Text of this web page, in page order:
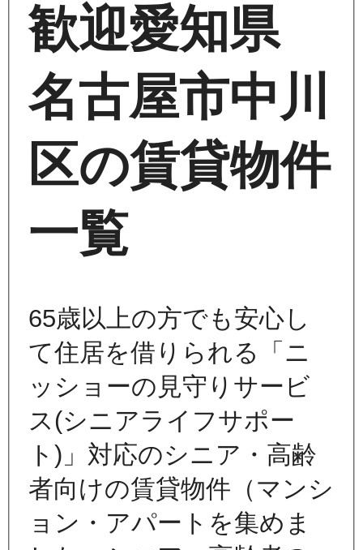
歓迎愛知県
名古屋市中川
区の賃貸物件
一覧
65歳以上の方でも安心し
て住居を借りられる「ニ
ッショーの見守りサービ
ス(シニアライフサポー
ト)」対応のシニア・高齢
者向けの賃貸物件（マンシ
ョン・アパートを集めま